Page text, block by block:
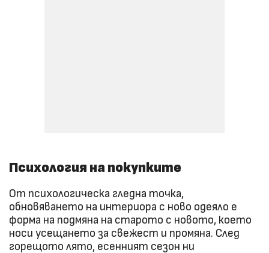
Психология на покупките
От психологическа гледна точка,
обновяването на интериора с ново одеяло е
форма на подмяна на старото с новото, което
носи усещането за свежест и промяна. След
горещото лято, есенният сезон ни